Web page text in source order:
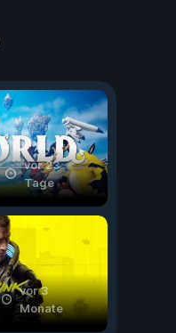
vor 23
Tage
vor 3
Monate